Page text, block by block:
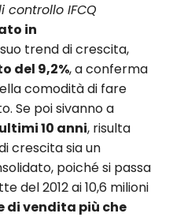
controllo IFCQ
in
trend di crescita,
del 9,2%, a conferma
comodità di fare
Se poi sivanno a
10 anni, risulta
crescita sia un
poiché si passa
del 2012 ai 10,6 milioni
di vendita più che